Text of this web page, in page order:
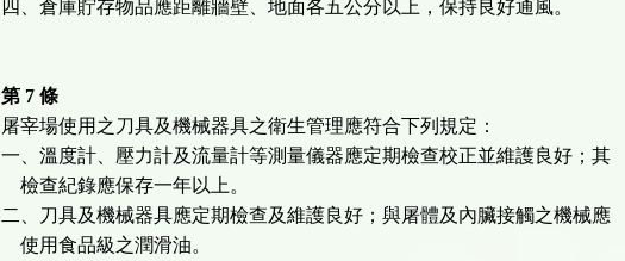
四、倉庫貯存物品應距離牆壁、地面各五公分以上，保持良好通風。
第 7 條
屠宰場使用之刀具及機械器具之衛生管理應符合下列規定：
一、溫度計、壓力計及流量計等測量儀器應定期檢查校正並維護良好；其
檢查紀錄應保存一年以上。
二、刀具及機械器具應定期檢查及維護良好；與屠體及內臟接觸之機械應
使用食品級之潤滑油。